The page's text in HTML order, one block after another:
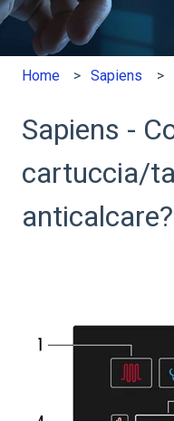
Home Sapiens
Sapiens -
cartuccia/
anticalcare?